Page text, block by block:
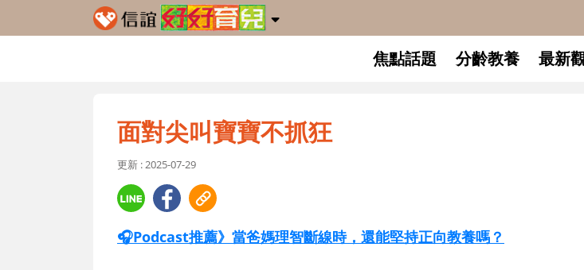
焦點話題 分齡教養 最新
面對尖叫寶寶不抓狂
更新 : 2025-07-29
🎧Podcast推薦》當爸媽理智斷線時，還能堅持正向教養嗎？